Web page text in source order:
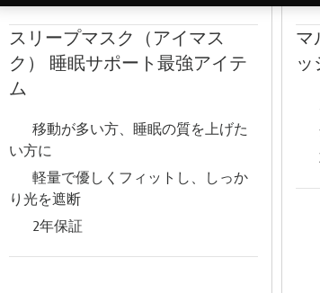
スリープマスク（アイマス
ク） 睡眠サポート最強アイテ
ム
移動が多い方、睡眠の質を上げた
い方に
軽量で優しくフィットし、しっか
り光を遮断
2年保証
マ
ッ